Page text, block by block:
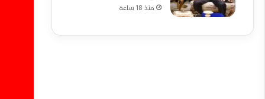
منذ 18 ساعة